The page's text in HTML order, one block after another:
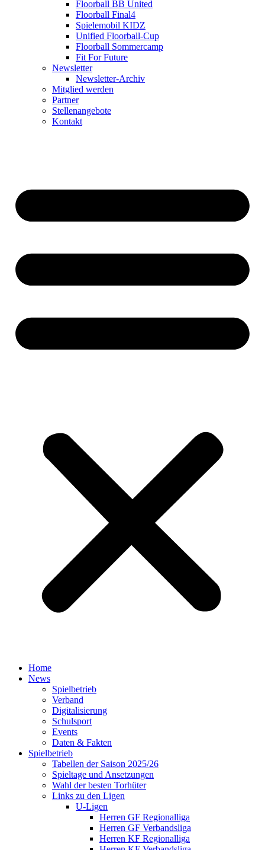
Floorball BB United
Floorball Final4
Spielemobil KIDZ
Unified Floorball-Cup
Floorball Sommercamp
Fit For Future
Newsletter
Newsletter-Archiv
Mitglied werden
Partner
Stellenangebote
Kontakt
Home
News
Spielbetrieb
Verband
Digitalisierung
Schulsport
Events
Daten & Fakten
Spielbetrieb
Tabellen der Saison 2025/26
Spieltage und Ansetzungen
Wahl der besten Torhüter
Links zu den Ligen
U-Ligen
Herren GF Regionalliga
Herren GF Verbandsliga
Herren KF Regionalliga